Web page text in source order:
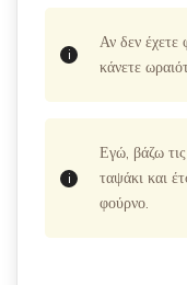
Αν δεν έχετε
κάνετε
Εγώ, βάζω
ταψάκι και
φούρνο.